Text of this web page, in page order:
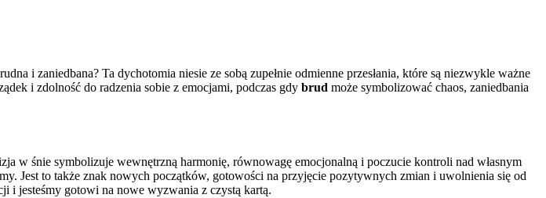
i zaniedbana? Ta dychotomia niesie ze sobą zupełnie odmienne przesłania, które są niezwykle ważne
i zdolność do radzenia sobie z emocjami, podczas gdy brud może symbolizować chaos, zaniedbania
w śnie symbolizuje wewnętrzną harmonię, równowagę emocjonalną i poczucie kontroli nad własnym
Jest to także znak nowych początków, gotowości na przyjęcie pozytywnych zmian i uwolnienia się od
i jesteśmy gotowi na nowe wyzwania z czystą kartą.